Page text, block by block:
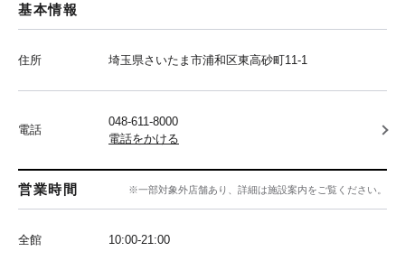
基本情報
住所 埼玉県さいたま市浦和区東高砂町11-1
電話
048-611-8000
電話をかける
営業時間 ※一部対象外店舗あり、詳細は施設案内をご覧ください。
全館 10:00‐21:00